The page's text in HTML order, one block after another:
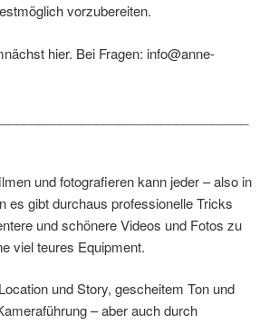
vorzubereiten.
hier. Bei Fragen: info@anne-
und fotografieren kann jeder – also in
es gibt durchaus professionelle Tricks
und schönere Videos und Fotos zu
viel teures Equipment.
und Story, gescheitem Ton und
– aber auch durch